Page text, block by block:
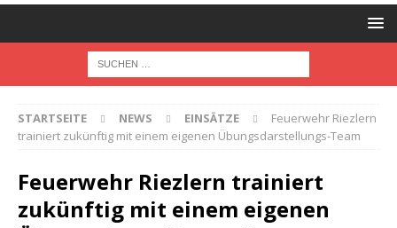
STARTSEITE NEWS EINSÄTZE
Feuerwehr Riezlern
trainiert zukünftig mit einem eigenen Übungsdarstellungs-Team
Feuerwehr Riezlern trainiert
zukünftig mit einem eigenen